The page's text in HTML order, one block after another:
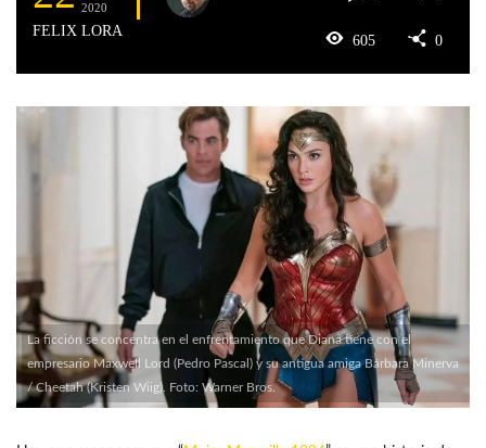
2020
FELIX LORA
605 0
La ficción se concentra en el enfrentamiento que Diana tiene con el
empresario Maxwell Lord (Pedro Pascal) y su antigua amiga Bárbara Minerva
/ Cheetah (Kristen Wiig). Foto: Warner Bros.